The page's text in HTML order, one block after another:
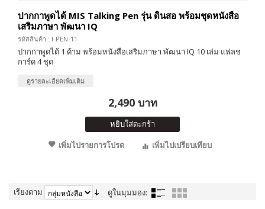
ปากกาพูดได้ MIS Talking Pen รุ่น ดินสอ พร้อมชุดหนังสือ
เสริมภาษา พัฒนา IQ
รหัสสินค้า : I-PEN-11
ปากกาพูดได้ 1 ด้าม พร้อมหนังสือเสริมภาษา พัฒนา IQ 10 เล่ม แฟลช
การ์ด 4 ชุด
ดูรายละเอียดเพิ่มเติม
2,490 บาท
หยิบใส่ตะกร้า
เพิ่มไปรายการโปรด
เพิ่มไปเปรียบเทียบ
เรียงตาม ดูในมุมมอง: